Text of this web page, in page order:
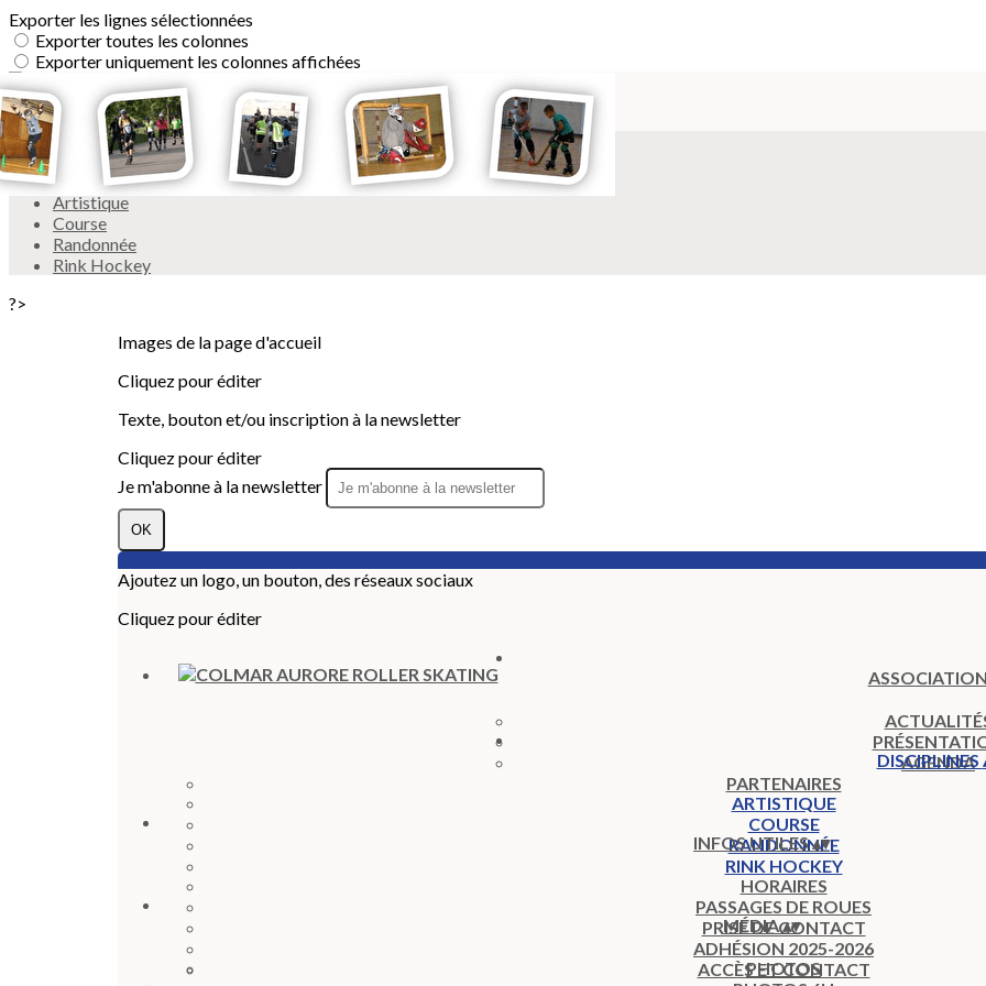
Exporter les lignes sélectionnées
Exporter toutes les colonnes
Exporter uniquement les colonnes affichées
Menu
<
>
Artistique
Course
Randonnée
Rink Hockey
?>
Images de la page d'accueil
Cliquez pour éditer
Texte, bouton et/ou inscription à la newsletter
Cliquez pour éditer
Je m'abonne à la newsletter
OK
Ajoutez un logo, un bouton, des réseaux sociaux
Cliquez pour éditer
ASSOCIATION
AGENDA
PARTENAIRES
DISCIPLINES
ARTISTIQUE
COURSE
RANDONNÉE
RINK HOCKEY
INFOS UTILES▴▾
HORAIRES
PASSAGES DE ROUES
PRISE DE CONTACT
ADHÉSION 2025-2026
ACCÈS ET CONTACT
MÉDIA▴▾
PHOTOS